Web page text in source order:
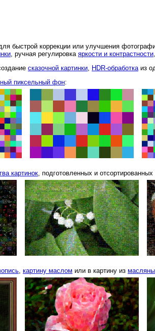
быстрой коррекции или улучшения
, ручная регулировка яркости и контрастности,
сказочной картинки, HDR-обработкаиз
пиксельный фон:
картинок, подготовленных и
, картину маслом или в картину из